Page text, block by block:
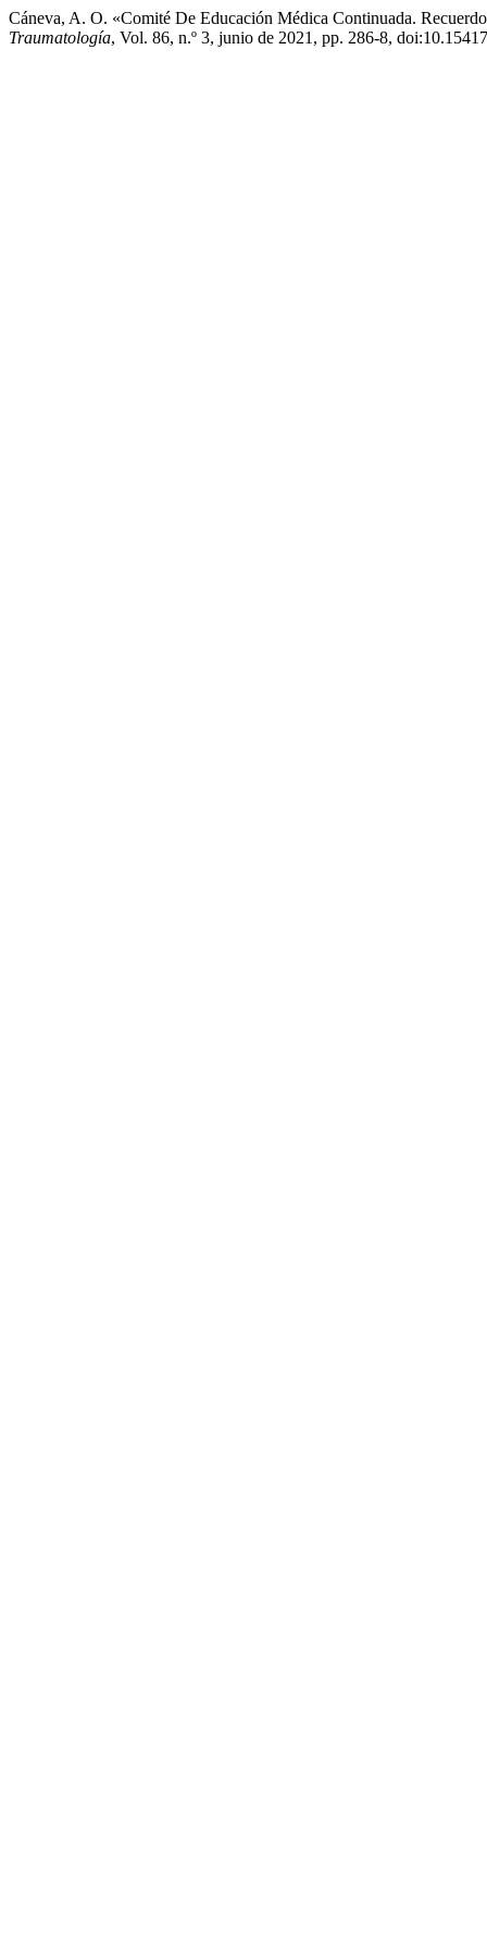
Cáneva, A. O. «Comité De Educación Médica Continuada.
Traumatología, Vol. 86, n.º 3, junio de 2021, pp. 286-8,